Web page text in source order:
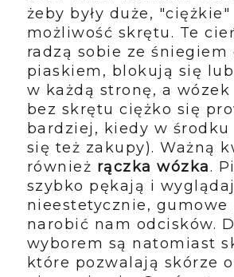
żeby były duże, "ciężkie"
możliwość skrętu. Te
radzą sobie ze śniegiem
piaskiem, blokują się
w każdą stronę, a wózek
bez skrętu ciężko się
bardziej, kiedy w środku
się też zakupy). Ważną
również rączka wózka.
szybko pękają i
nieestetycznie, gumowe
narobić nam odcisków.
wyborem są natomiast
które pozwalają skórze